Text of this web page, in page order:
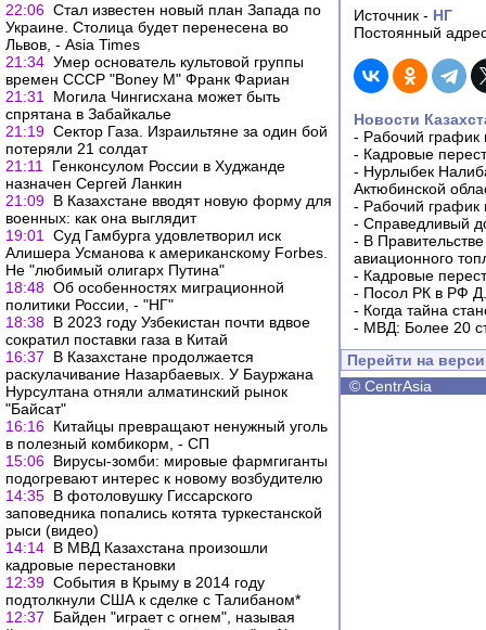
22:06 Стал известен новый план Запада по
Украине. Столица будет перенесена во
Львов, - Asia Times
21:34 Умер основатель культовой группы
времен СССР "Boney M" Франк Фариан
21:31
Могила Чингисхана может быть
спрятана в Забайкалье
21:19 Сектор Газа. Израильтяне за один бой
потеряли 21 солдат
21:11
Генконсулом России в Худжанде
назначен Сергей Ланкин
21:09 В Казахстане вводят новую форму для
военных: как она выглядит
19:01
Суд Гамбурга удовлетворил иск
Алишера Усманова к американскому Forbes.
Не "любимый олигарх Путина"
18:48 Об особенностях миграционной
политики России, - "НГ"
18:38 В 2023 году Узбекистан почти вдвое
сократил поставки газа в Китай
16:37
В Казахстане продолжается
раскулачивание Назарбаевых. У Бауржана
Нурсултана отняли алматинский рынок
"Байсат"
16:16 Китайцы превращают ненужный уголь
в полезный комбикорм, - СП
15:06 Вирусы-зомби: мировые фармгиганты
подогревают интерес к новому возбудителю
14:35 В фотоловушку Гиссарского
заповедника попались котята туркестанской
рыси (видео)
14:14 В МВД Казахстана произошли
кадровые перестановки
12:39 События в Крыму в 2014 году
подтолкнули США к сделке с Талибаном*
12:37
Байден "играет с огнем", называя
Источник - НГ
Постоянный
Новости
- Рабочий график
- Кадровые
- Нурлыбек
Актюбинской
- Рабочий график
- Справедливый
- В
авиационного
- Кадровые
- Посол РК в РФ
- Когда тайна
- МВД: Более 20
Перейти на
© CentrAsia